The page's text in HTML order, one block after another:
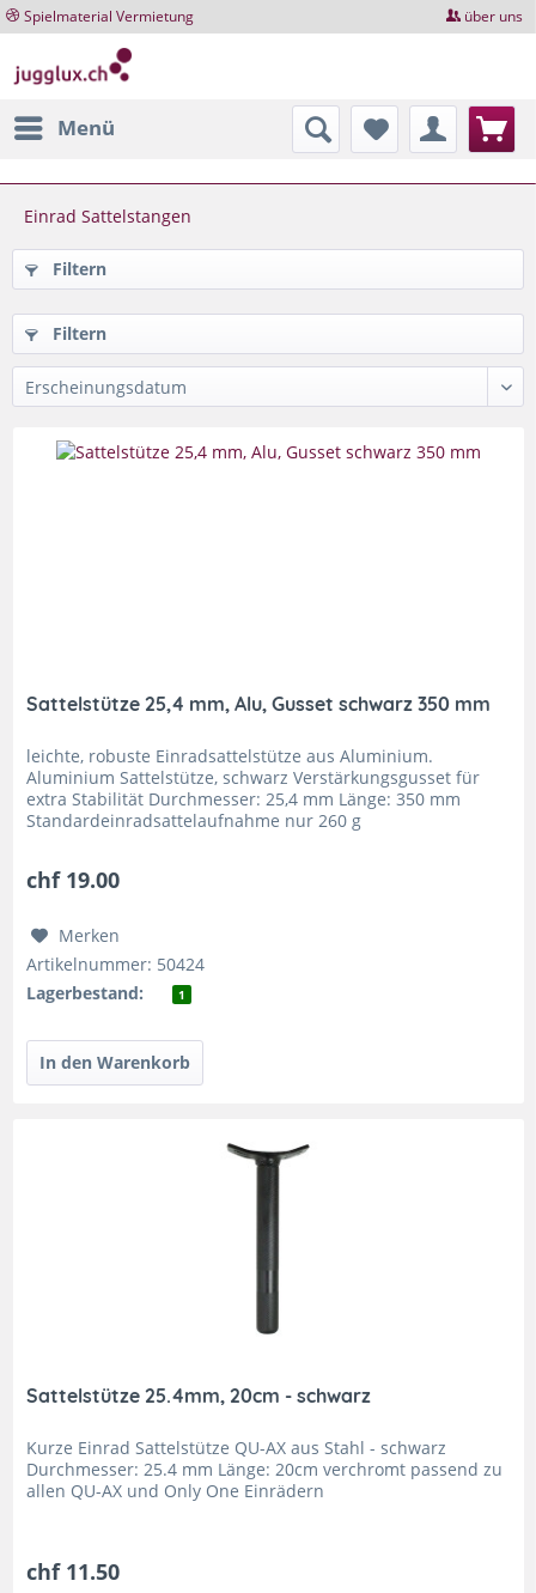
Spielmaterial Vermietung über uns
Menü
Einrad Sattelstangen
Filtern
Filtern
Sattelstütze 25,4 mm, Alu, Gusset schwarz 350 mm
leichte, robuste Einradsattelstütze aus Aluminium.
Aluminium Sattelstütze, schwarz Verstärkungsgusset für
extra Stabilität Durchmesser: 25,4 mm Länge: 350 mm
Standardeinradsattelaufnahme nur 260 g
chf 19.00
Merken
Artikelnummer: 50424
Lagerbestand:
1
Sattelstütze 25.4mm, 20cm - schwarz
Kurze Einrad Sattelstütze QU-AX aus Stahl - schwarz
Durchmesser: 25.4 mm Länge: 20cm verchromt passend zu
allen QU-AX und Only One Einrädern
chf 11.50